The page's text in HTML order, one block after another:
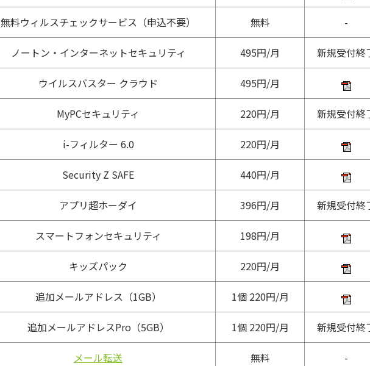
無料ウィルスチェックサービス（申込不要） 無料 -
ノートン・インターネットセキュリティ 495円/月 新規受付終
ウイルスバスター クラウド 495円/月
MyPCセキュリティ 220円/月 新規受付終
i-フィルター 6.0 220円/月
Security Z SAFE 440円/月
アプリ超ホーダイ 396円/月 新規受付終
スマートフォンセキュリティ 198円/月
キッズパック 220円/月
追加メールアドレス（1GB） 1個 220円/月
追加メールアドレスPro（5GB） 1個 220円/月 新規受付終
メール転送 無料 -